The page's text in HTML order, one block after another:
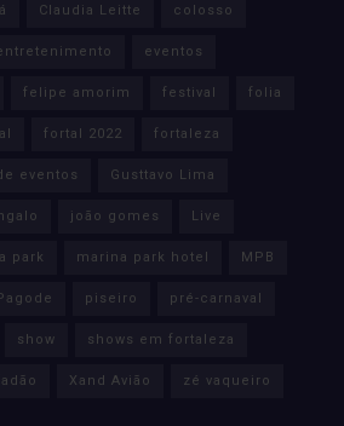
Claudia Leitte colosso
eventos
felipe amorim festival folia
fortal 2022 fortaleza
eventos Gusttavo Lima
joão gomes Live
park marina park hotel MPB
piseiro pré-carnaval
show shows em fortaleza
Xand Avião zé vaqueiro